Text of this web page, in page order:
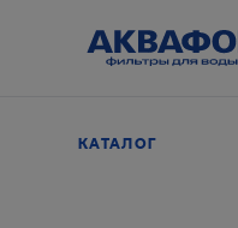
КАТАЛОГ